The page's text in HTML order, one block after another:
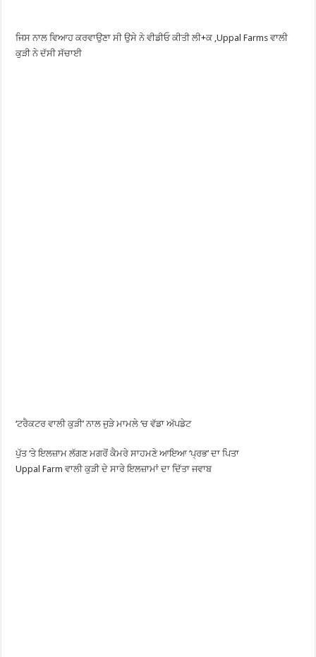
ਜਿਸ ਨਾਲ ਵਿਆਹ ਕਰਵਾਉਣਾ ਸੀ ਉਸੇ ਨੇ ਵੀਡੀਓ ਕੀਤੀ ਲੀ+ਕ ,Uppal Farms ਵਾਲੀ
ਕੁੜੀ ਨੇ ਦੱਸੀ ਸੱਚਾਈ
‘ਟਰੈਕਟਰ ਵਾਲੀ ਕੁੜੀ’ ਨਾਲ ਜੁੜੇ ਮਾਮਲੇ ‘ਚ ਵੱਡਾ ਅੱਪਡੇਟ
ਪੁੱਤ ‘ਤੇ ਇਲਜ਼ਾਮ ਲੱਗਣ ਮਗਰੋਂ ਕੈਮਰੇ ਸਾਹਮਣੇ ਆਇਆ ‘ਪ੍ਰਭ’ ਦਾ ਪਿਤਾ
Uppal Farm ਵਾਲੀ ਕੁੜੀ ਦੇ ਸਾਰੇ ਇਲਜ਼ਾਮਾਂ ਦਾ ਦਿੱਤਾ ਜਵਾਬ